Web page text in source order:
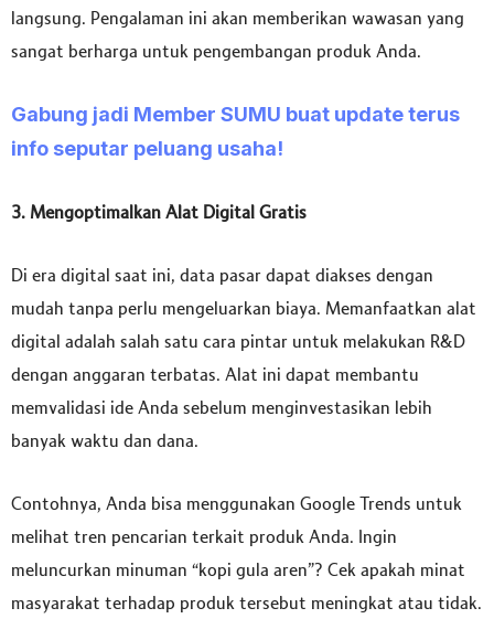
langsung. Pengalaman ini akan memberikan wawasan yang
sangat berharga untuk pengembangan produk Anda.
Gabung jadi Member SUMU buat update terus
info seputar peluang usaha!
3. Mengoptimalkan Alat Digital Gratis
Di era digital saat ini, data pasar dapat diakses dengan
mudah tanpa perlu mengeluarkan biaya. Memanfaatkan alat
digital adalah salah satu cara pintar untuk melakukan R&D
dengan anggaran terbatas. Alat ini dapat membantu
memvalidasi ide Anda sebelum menginvestasikan lebih
banyak waktu dan dana.
Contohnya, Anda bisa menggunakan Google Trends untuk
melihat tren pencarian terkait produk Anda. Ingin
meluncurkan minuman “kopi gula aren”? Cek apakah minat
masyarakat terhadap produk tersebut meningkat atau tidak.